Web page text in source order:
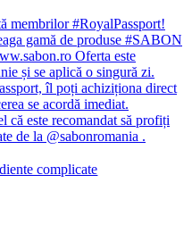
complicate